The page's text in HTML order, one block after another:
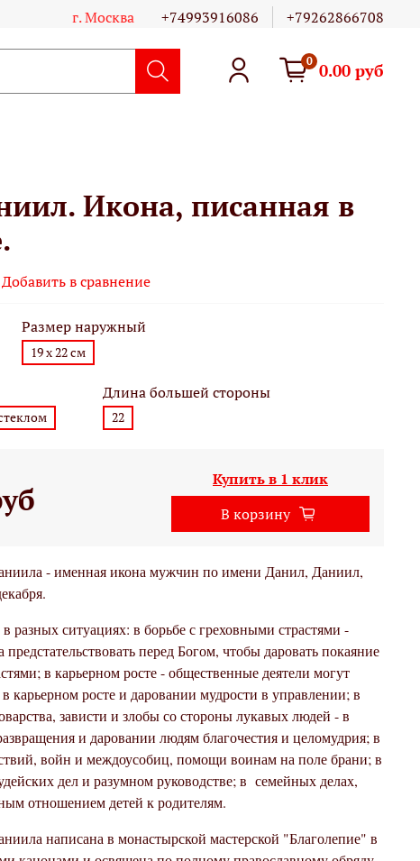
г. Москва +74993916086 +79262866708
0 0.00 руб
Икона, писанная в
Добавить в сравнение
Размер наружный
19 х 22 см
Длина большей стороны
22
Купить в 1 клик
В корзину
- именная икона мужчин по имени Данил, Даниил,
разных ситуациях: в борьбе с греховными страстями -
перед Богом, чтобы даровать покаяние
в карьерном росте - общественные деятели могут
карьерном росте и даровании мудрости в управлении; в
зависти и злобы со стороны лукавых людей - в
и даровании людям благочестия и целомудрия; в
войн и междоусобиц, помощи воинам на поле брани; в
дел и разумном руководстве; в семейных делах,
отношением детей к родителям.
написана в монастырской мастерской "Благолепие" в